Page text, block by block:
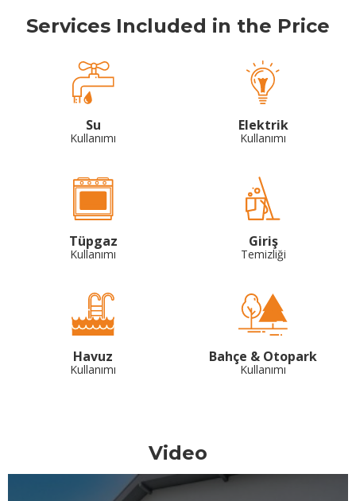
Services Included in the Price
Su
Kullanımı
Elektrik
Kullanımı
Tüpgaz
Kullanımı
Giriş
Temizliği
Havuz
Kullanımı
Bahçe & Otopark
Kullanımı
Video